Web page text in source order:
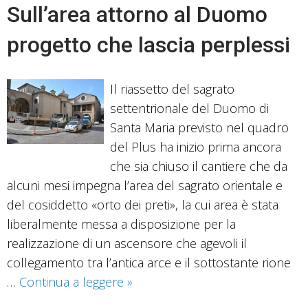
Sull’area attorno al Duomo
progetto che lascia perplessi
Il riassetto del sagrato
settentrionale del Duomo di
Santa Maria previsto nel quadro
del Plus ha inizio prima ancora
che sia chiuso il cantiere che da
alcuni mesi impegna l’area del sagrato orientale e
del cosiddetto «orto dei preti», la cui area è stata
liberalmente messa a disposizione per la
realizzazione di un ascensore che agevoli il
collegamento tra l’antica arce e il sottostante rione
… Continua a leggere Sull’area
»